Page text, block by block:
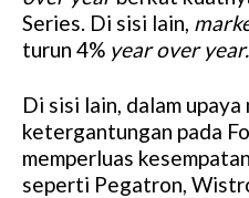
Series. Di sisi lain,
turun 4% year over year.
Di sisi lain, dalam upaya
ketergantungan pada
memperluas
seperti Pegatron,